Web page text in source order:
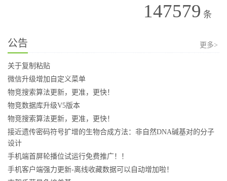
147579 条
公告 更多>
关于复制粘贴
微信升级增加自定义菜单
物竞搜索算法更新，更准，更快！
物竞数据库升级V5版本
物竞搜索算法更新，更准，更快！
接近遗传密码符号扩增的生物合成方法：非自然DNA碱基对的分子
设计
手机端首屏轮播位试运行免费推广！！
手机客户端强力更新-离线收藏数据可以自动增加啦！